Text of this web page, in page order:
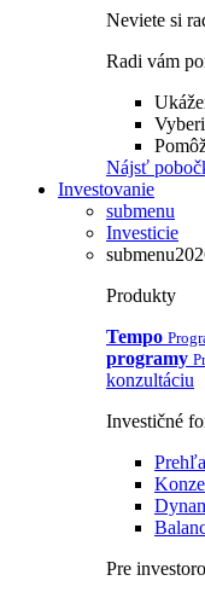
Neviete si
Radi vám
Nájsť
Investovanie
submenu
Investicie
Produkty
Tempo
programy
konzultáciu
Investičné
Pre